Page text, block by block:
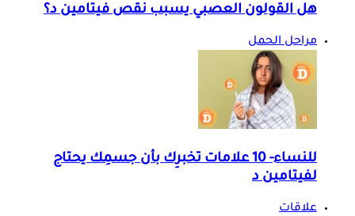
هل القولون العصبي يسبب نقص فيتامين د؟
مراحل الحمل
للنساء- 10 علامات تخبرِك بأن جسمِك يحتاج
لفيتامين د
علاقات